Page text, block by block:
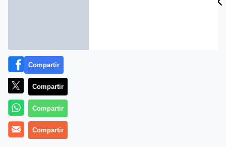
Más información
Compartir
Compartir
Compartir
Compartir